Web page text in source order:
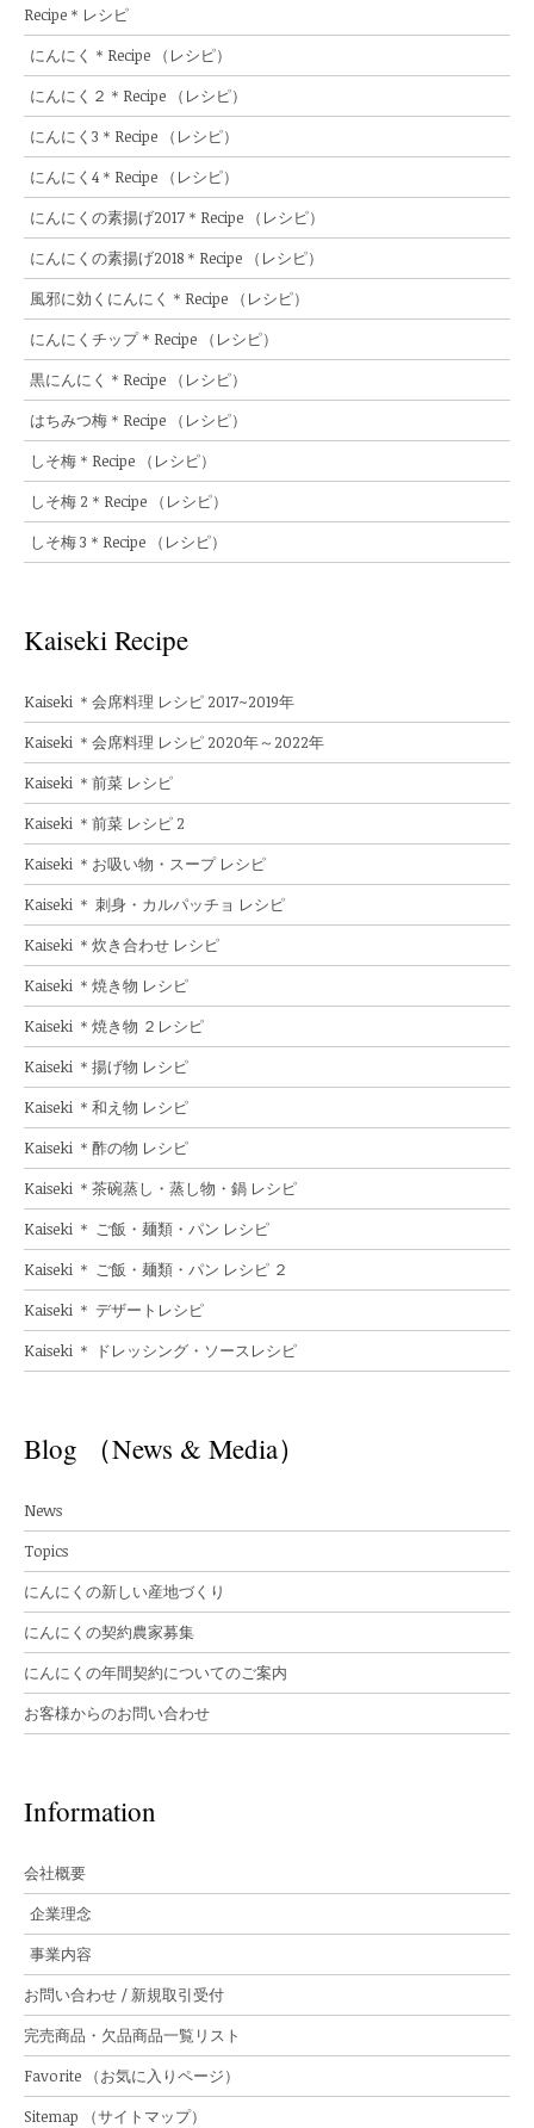
Recipe＊レシピ
にんにく＊Recipe （レシピ）
にんにく２＊Recipe （レシピ）
にんにく3＊Recipe （レシピ）
にんにく4＊Recipe （レシピ）
にんにくの素揚げ2017＊Recipe （レシピ）
にんにくの素揚げ2018＊Recipe （レシピ）
風邪に効くにんにく＊Recipe （レシピ）
にんにくチップ＊Recipe （レシピ）
黒にんにく＊Recipe （レシピ）
はちみつ梅＊Recipe （レシピ）
しそ梅＊Recipe （レシピ）
しそ梅 2＊Recipe （レシピ）
しそ梅 3＊Recipe （レシピ）
Kaiseki Recipe
Kaiseki ＊会席料理 レシピ 2017~2019年
Kaiseki ＊会席料理 レシピ 2020年～2022年
Kaiseki ＊前菜 レシピ
Kaiseki ＊前菜 レシピ 2
Kaiseki ＊お吸い物・スープ レシピ
Kaiseki ＊ 刺身・カルパッチョ レシピ
Kaiseki ＊炊き合わせ レシピ
Kaiseki ＊焼き物 レシピ
Kaiseki ＊焼き物 ２レシピ
Kaiseki ＊揚げ物 レシピ
Kaiseki ＊和え物 レシピ
Kaiseki ＊酢の物 レシピ
Kaiseki ＊茶碗蒸し・蒸し物・鍋 レシピ
Kaiseki ＊ ご飯・麺類・パン レシピ
Kaiseki ＊ ご飯・麺類・パン レシピ ２
Kaiseki ＊ デザートレシピ
Kaiseki ＊ ドレッシング・ソースレシピ
Blog （News & Media）
News
Topics
にんにくの新しい産地づくり
にんにくの契約農家募集
にんにくの年間契約についてのご案内
お客様からのお問い合わせ
Information
会社概要
企業理念
事業内容
お問い合わせ / 新規取引受付
完売商品・欠品商品一覧リスト
Favorite （お気に入りページ）
Sitemap （サイトマップ）